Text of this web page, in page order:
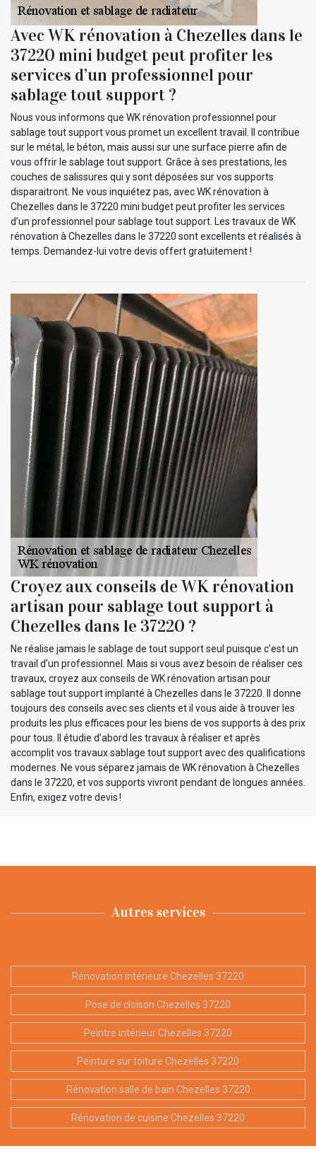
Avec WK rénovation à Chezelles dans le
37220 mini budget peut profiter les
services d’un professionnel pour
sablage tout support ?
Nous vous informons que WK rénovation professionnel pour
sablage tout support vous promet un excellent travail. Il contribue
sur le métal, le béton, mais aussi sur une surface pierre afin de
vous offrir le sablage tout support. Grâce à ses prestations, les
couches de salissures qui y sont déposées sur vos supports
disparaitront. Ne vous inquiétez pas, avec WK rénovation à
Chezelles dans le 37220 mini budget peut profiter les services
d’un professionnel pour sablage tout support. Les travaux de WK
rénovation à Chezelles dans le 37220 sont excellents et réalisés à
temps. Demandez-lui votre devis offert gratuitement !
Croyez aux conseils de WK rénovation
artisan pour sablage tout support à
Chezelles dans le 37220 ?
Ne réalise jamais le sablage de tout support seul puisque c’est un
travail d’un professionnel. Mais si vous avez besoin de réaliser ces
travaux, croyez aux conseils de WK rénovation artisan pour
sablage tout support implanté à Chezelles dans le 37220. Il donne
toujours des conseils avec ses clients et il vous aide à trouver les
produits les plus efficaces pour les biens de vos supports à des prix
pour tous. Il étudie d’abord les travaux à réaliser et après
accomplit vos travaux sablage tout support avec des qualifications
modernes. Ne vous séparez jamais de WK rénovation à Chezelles
dans le 37220, et vos supports vivront pendant de longues années.
Enfin, exigez votre devis !
Autres services
Rénovation intérieure Chezelles 37220
Pose de cloison Chezelles 37220
Peintre intérieur Chezelles 37220
Peinture sur toiture Chezelles 37220
Rénovation salle de bain Chezelles 37220
Rénovation de cuisine Chezelles 37220